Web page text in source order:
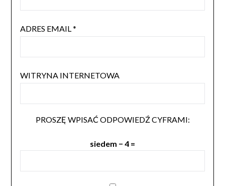
ADRES EMAIL*
WITRYNA INTERNETOWA
PROSZĘ WPISAĆ ODPOWIEDŹ CYFRAMI:
siedem − 4 =